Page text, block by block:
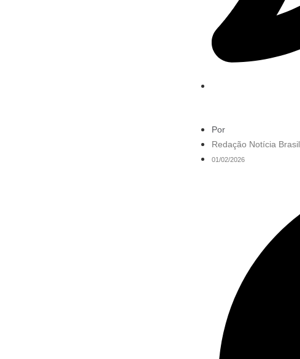
Por
Redação Notícia Brasil
01/02/2026